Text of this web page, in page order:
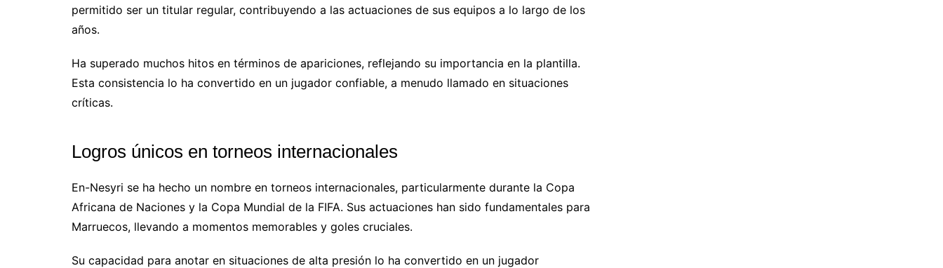
permitido ser un titular regular, contribuyendo a las actuaciones de sus equipos a lo largo de los
años.
Ha superado muchos hitos en términos de apariciones, reflejando su importancia en la plantilla.
Esta consistencia lo ha convertido en un jugador confiable, a menudo llamado en situaciones
críticas.
Logros únicos en torneos internacionales
En-Nesyri se ha hecho un nombre en torneos internacionales, particularmente durante la Copa
Africana de Naciones y la Copa Mundial de la FIFA. Sus actuaciones han sido fundamentales para
Marruecos, llevando a momentos memorables y goles cruciales.
Su capacidad para anotar en situaciones de alta presión lo ha convertido en un jugador